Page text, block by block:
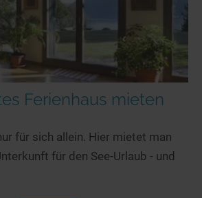
Ferienhaus mieten
für sich allein. Hier mietet man
für den See-Urlaub - und